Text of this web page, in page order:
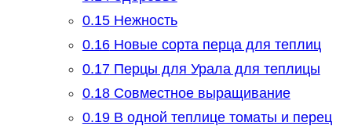
0.15Нежность
0.16Новые сорта перца для теплиц
0.17Перцы для Урала для теплицы
0.18Совместное выращивание
0.19В одной теплице томаты и перец